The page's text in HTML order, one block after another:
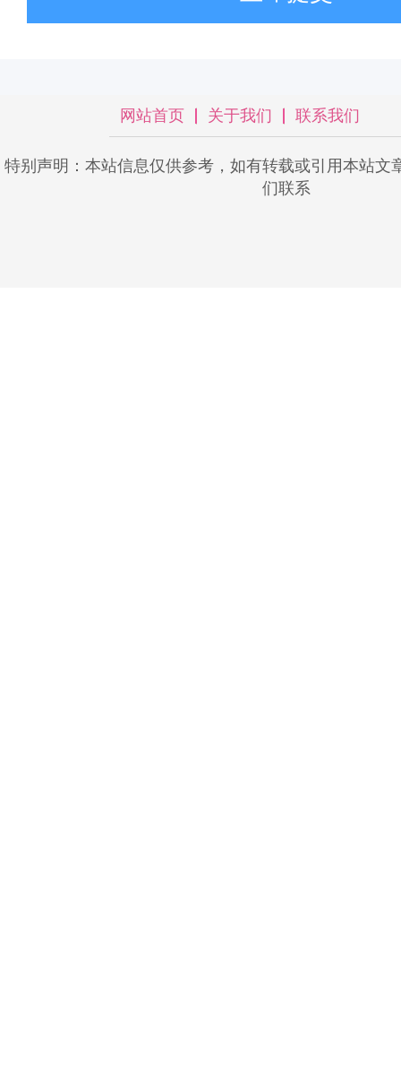
网站首页 关于我们 联系我们
特别声明：本站信息仅供参考，如有转载或引用本站文
们联系